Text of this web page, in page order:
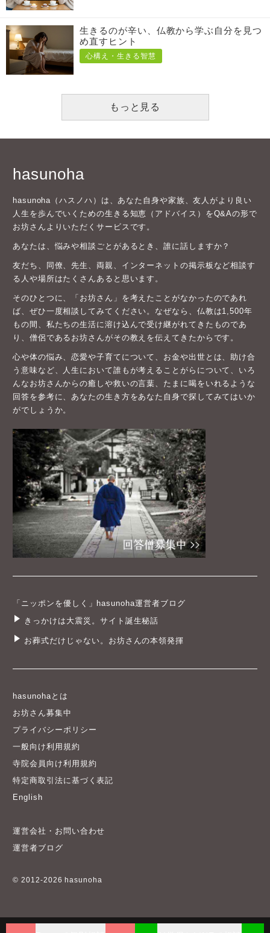
生きるのが辛い、仏教から学ぶ自分を見つ
め直すヒント
心構え・生きる智慧
もっと見る
hasunoha
hasunoha（ハスノハ）は、あなた自身や家族、友人がより良い
人生を歩んでいくための生きる知恵（アドバイス）をQ&Aの形で
お坊さんよりいただくサービスです。
あなたは、悩みや相談ごとがあるとき、誰に話しますか？
友だち、同僚、先生、両親、インターネットの掲示板など相談す
る人や場所はたくさんあると思います。
そのひとつに、「お坊さん」を考えたことがなかったのであれ
ば、ぜひ一度相談してみてください。なぜなら、仏教は1,500年
もの間、私たちの生活に溶け込んで受け継がれてきたものであ
り、僧侶であるお坊さんがその教えを伝えてきたからです。
心や体の悩み、恋愛や子育てについて、お金や出世とは、助け合
う意味など、人生において誰もが考えることがらについて、いろ
んなお坊さんからの癒しや救いの言葉、たまに喝をいれるような
回答を参考に、あなたの生き方をあなた自身で探してみてはいか
がでしょうか。
「ニッポンを優しく」hasunoha運営者ブログ
きっかけは大震災。サイト誕生秘話
お葬式だけじゃない。お坊さんの本領発揮
hasunohaとは
お坊さん募集中
プライバシーポリシー
一般向け利用規約
寺院会員向け利用規約
特定商取引法に基づく表記
English
運営会社・お問い合わせ
運営者ブログ
© 2012-2026 hasunoha